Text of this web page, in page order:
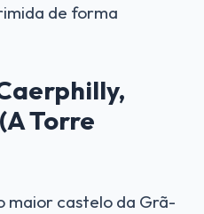
de forma
Torre
maior castelo da Grã-